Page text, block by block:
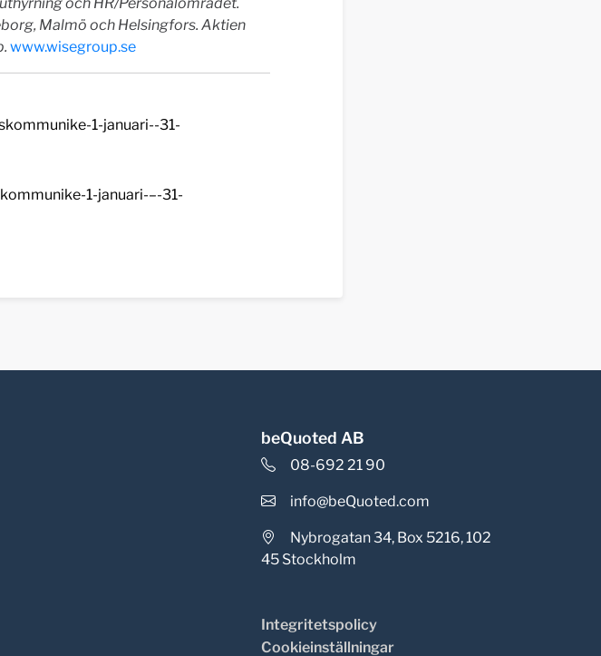
Malmö och Helsingfors. Aktien
www.wisegroup.se
1-januari--31-
1-januari-–-31-
beQuoted AB
08-692 21 90
info@beQuoted.com
Nybrogatan 34, Box 5216, 102
45 Stockholm
Integritetspolicy
Cookieinställningar